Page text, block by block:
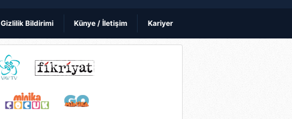
Gizlilik Bildirimi Künye / İletişim Kariyer